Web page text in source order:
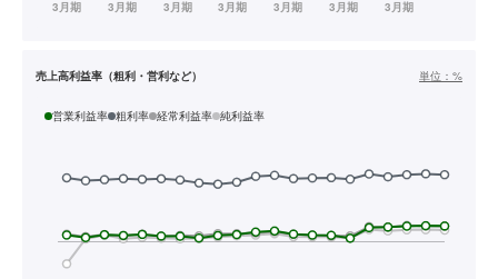
売上高利益率（粗利・営利など） 単位： %
営業利益率 粗利率 経常利益率 純利益率